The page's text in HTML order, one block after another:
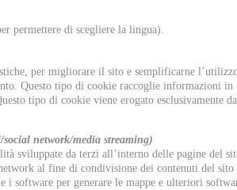
permettere di scegliere la lingua).
per migliorare il sito e semplificarne
Questo tipo di cookie raccoglie informazioni in
tipo di cookie viene erogato esclusivamente
network/media streaming)
sviluppate da terzi all’interno delle pagine del
al fine di condivisione dei contenuti del sito
i software per generare le mappe e ulteriori